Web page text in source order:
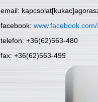
email:
facebook:
telefon: +36(62)563-480
fax: +36(62)563-499